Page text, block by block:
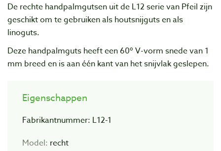
De rechte handpalmgutsen uit de L12 serie van Pfeil zijn
geschikt om te gebruiken als houtsnijguts en als
linoguts.
Deze handpalmguts heeft een 60º V-vorm snede van 1
mm breed en is aan één kant van het snijvlak geslepen.
Eigenschappen
Fabrikantnummer: L12-1
Model: recht